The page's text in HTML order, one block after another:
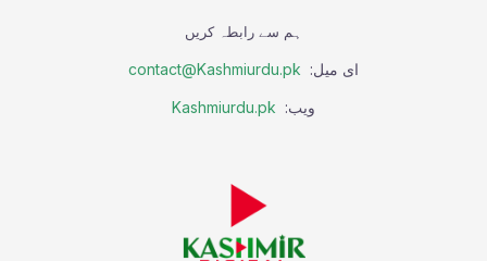
ہم سے رابطہ کریں
ای میل: contact@Kashmiurdu.pk
ویب: Kashmiurdu.pk